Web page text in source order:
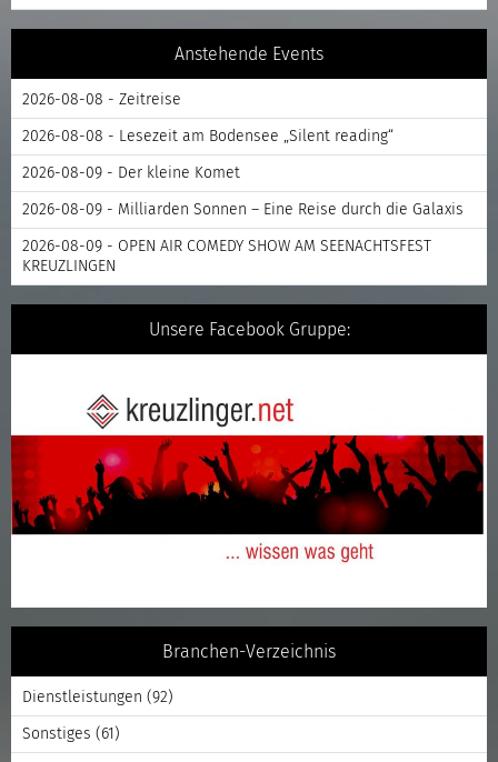
Anstehende Events
2026-08-08 - Zeitreise
2026-08-08 - Lesezeit am Bodensee „Silent reading“
2026-08-09 - Der kleine Komet
2026-08-09 - Milliarden Sonnen – Eine Reise durch die Galaxis
2026-08-09 - OPEN AIR COMEDY SHOW AM SEENACHTSFEST
KREUZLINGEN
Unsere Facebook Gruppe:
Branchen-Verzeichnis
Dienstleistungen (92)
Sonstiges (61)